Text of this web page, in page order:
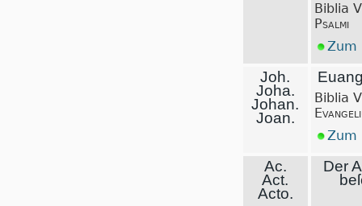
Biblia
Psalmi
Zum
Joh.
Joha.
Johan.
Joan.
Biblia
Zum
Ac.
Act.
Acto.
Der